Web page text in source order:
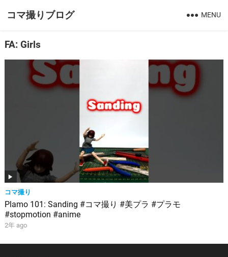
コマ撮りブログ MENU
FA: Girls
コマ撮り
Plamo 101: Sanding #コマ撮り #美プラ #プラモ
#stopmotion #anime
2年 ago